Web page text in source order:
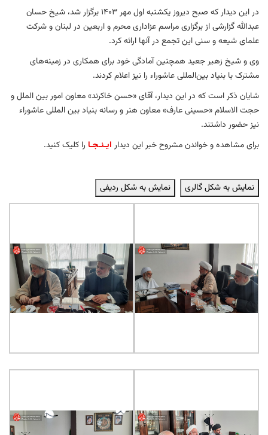
در این دیدار که صبح دیروز یکشنبه اول مهر 1403 برگزار شد، شیخ حسان
عبدالله گزارشی از برگزاری مراسم عزاداری محرم و اربعین در لبنان و شرکت
علمای شیعه و سنی این تجمع در آنها ارائه کرد.
وی و شیخ زهیر جعید همچنین آمادگی خود برای همکاری در زمینه‌های
مشترک با بنیاد بین‌المللی عاشوراء را نیز اعلام کردند.
شایان ذکر است که در این دیدار، آقای «حسن خاکرند» معاون امور بین الملل و
حجت الاسلام «حسینی عارف» معاون هنر و رسانه بنیاد بین المللی عاشوراء
نیز حضور داشتند.
برای مشاهده و خواندن مشروح خبر این دیدار ایـنـجـا را کلیک کنید.
نمایش به شکل گالری نمایش به شکل ردیفی